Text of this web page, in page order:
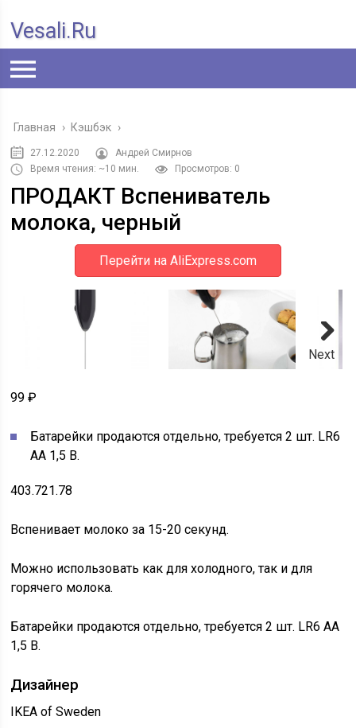
Vesali.ru
Главная › Кэшбэк ›
27.12.2020
Андрей Смирнов
Время чтения: ~10 мин.
Просмотров: 0
ПРОДАКТ Вспениватель
молока, черный
Перейти на AliExpress.com
Next
99 ₽
Батарейки продаются отдельно, требуется 2 шт. LR6
АА 1,5 В.
403.721.78
Вспенивает молоко за 15-20 секунд.
Можно использовать как для холодного, так и для
горячего молока.
Батарейки продаются отдельно, требуется 2 шт. LR6 АА
1,5 В.
Дизайнер
IKEA of Sweden